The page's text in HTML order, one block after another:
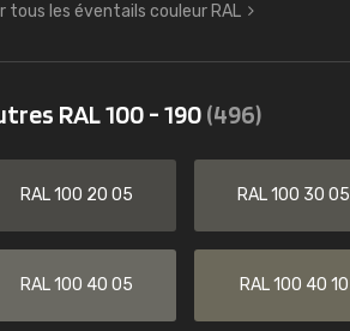
tous les éventails couleur RAL
RAL 100 - 190(496)
RAL 100 20 05 RAL 100 30 05
RAL 100 40 05 RAL 100 40 10